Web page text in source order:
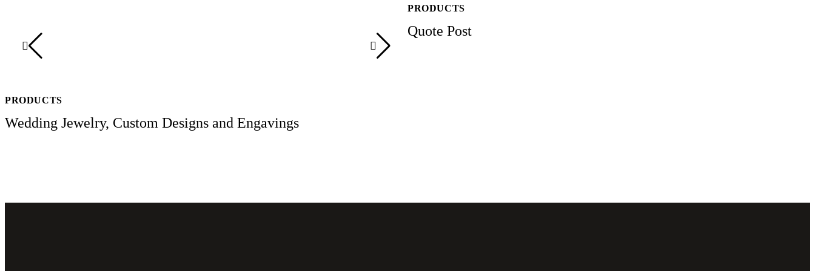
PRODUCTS
Wedding Jewelry, Custom Designs and Engavings
PRODUCTS
Quote Post